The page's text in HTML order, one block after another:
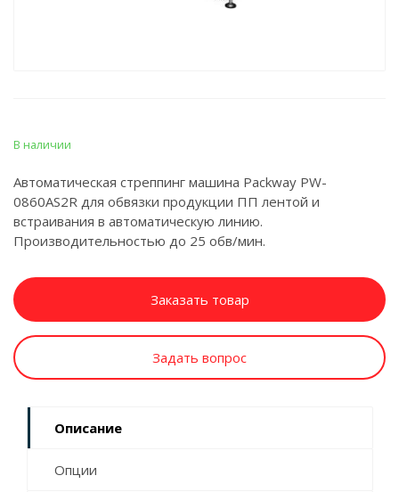
В наличии
Автоматическая стреппинг машина Packway PW-
0860AS2R для обвязки продукции ПП лентой и
встраивания в автоматическую линию.
Производительностью до 25 обв/мин.
Заказать товар
Задать вопрос
Описание
Опции